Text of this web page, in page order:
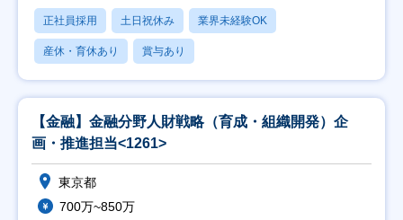
正社員採用 土日祝休み 業界未経験OK
産休・育休あり 賞与あり
【金融】金融分野人財戦略（育成・組織開発）企
画・推進担当<1261>
東京都
700万~850万